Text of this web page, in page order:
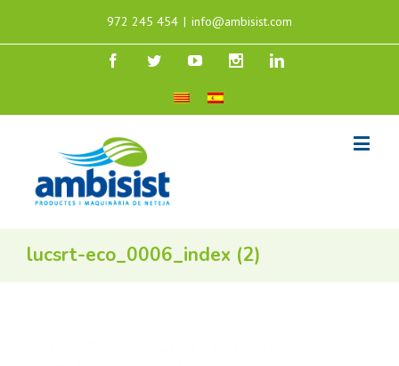
972 245 454 | info@ambisist.com
lucsrt-eco_0006_index (2)